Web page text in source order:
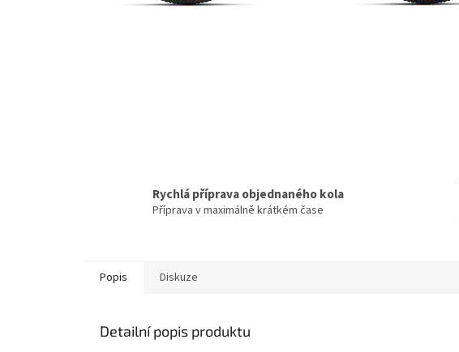
Rychlá příprava objednaného kola
Příprava v maximálně krátkém čase
Popis Diskuze
Detailní popis produktu